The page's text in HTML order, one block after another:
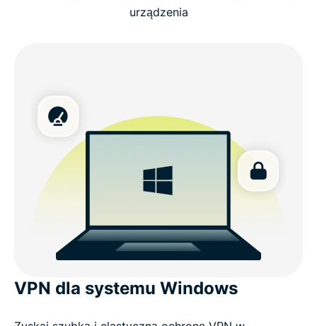
urządzenia
VPN dla systemu Windows